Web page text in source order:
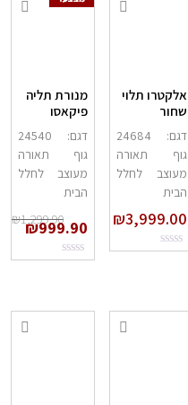
אלקטרו תלוי
שחור
דגם: 24684
גוף תאורה
מעוצב לחלל
הבית
₪3,999.00
מנורת תליה
פיקאסו
דגם: 24540
גוף תאורה
מעוצב לחלל
הבית
₪1,299.90
₪999.90